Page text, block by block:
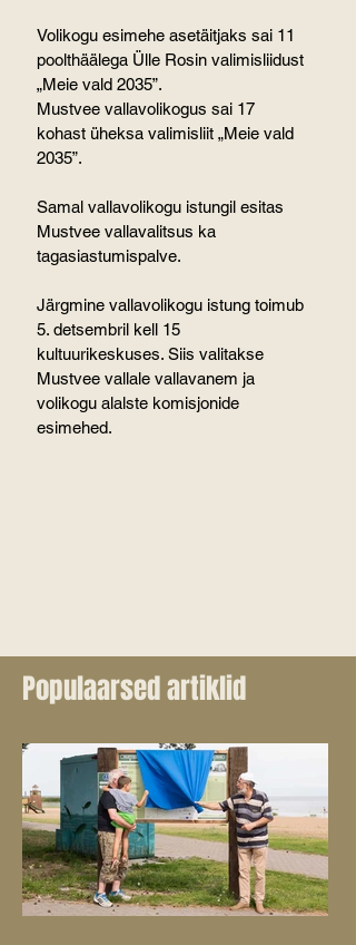
Volikogu esimehe asetäitjaks sai 11
poolthäälega Ülle Rosin valimisliidust
„Meie vald 2035”.
Mustvee vallavolikogus sai 17
kohast üheksa valimisliit „Meie vald
2035”.
Samal vallavolikogu istungil esitas
Mustvee vallavalitsus ka
tagasiastumispalve.
Järgmine vallavolikogu istung toimub
5. detsembril kell 15
kultuurikeskuses. Siis valitakse
Mustvee vallale vallavanem ja
volikogu alalste komisjonide
esimehed.
Populaarsed artiklid